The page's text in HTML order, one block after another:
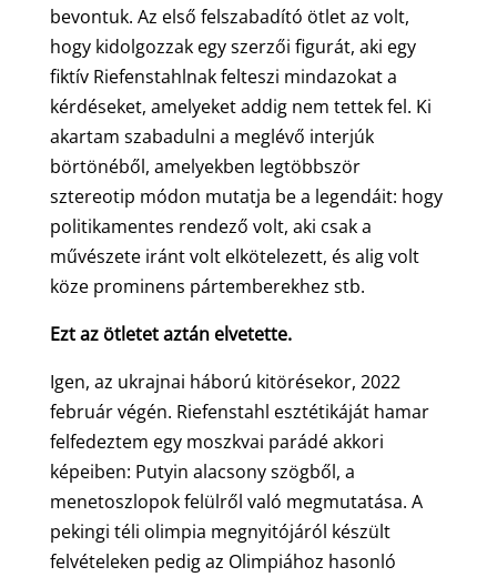
bevontuk. Az első felszabadító ötlet az volt,
hogy kidolgozzak egy szerzői figurát, aki egy
fiktív Riefenstahlnak felteszi mindazokat a
kérdéseket, amelyeket addig nem tettek fel. Ki
akartam szabadulni a meglévő interjúk
börtönéből, amelyekben legtöbbször
sztereotip módon mutatja be a legendáit: hogy
politikamentes rendező volt, aki csak a
művészete iránt volt elkötelezett, és alig volt
köze prominens pártemberekhez stb.
Ezt az ötletet aztán elvetette.
Igen, az ukrajnai háború kitörésekor, 2022
február végén. Riefenstahl esztétikáját hamar
felfedeztem egy moszkvai parádé akkori
képeiben: Putyin alacsony szögből, a
menetoszlopok felülről való megmutatása. A
pekingi téli olimpia megnyitójáról készült
felvételeken pedig az Olimpiához hasonló